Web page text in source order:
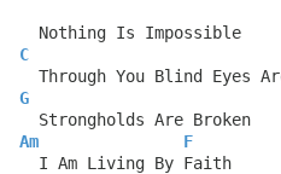
  Nothing Is Impossible
C
Through You Blind Eyes
G
  Strongholds Are Broken
Am
F
  I Am Living By Faith